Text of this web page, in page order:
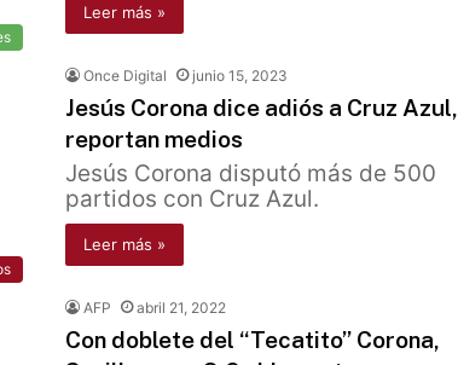
Leer más »
Once Digital junio 15, 2023
Jesús Corona dice adiós a Cruz Azul,
reportan medios
Jesús Corona disputó más de 500
partidos con Cruz Azul.
Leer más »
AFP abril 21, 2022
Con doblete del “Tecatito” Corona,